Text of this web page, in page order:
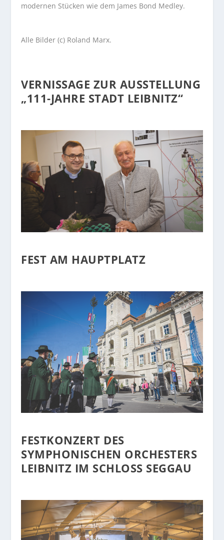
modernen Stücken wie dem James Bond Medley.
Alle Bilder (c) Roland Marx.
VERNISSAGE ZUR AUSSTELLUNG
„111-JAHRE STADT LEIBNITZ“
FEST AM HAUPTPLATZ
FESTKONZERT DES
SYMPHONISCHEN ORCHESTERS
LEIBNITZ IM SCHLOSS SEGGAU